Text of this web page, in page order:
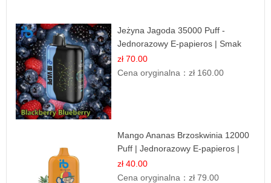
Jeżyna Jagoda 35000 Puff -
Jednorazowy E-papieros | Smak
Leśnych Owoców
zł 70.00
Cena oryginalna：zł 160.00
Mango Ananas Brzoskwinia 12000
Puff | Jednorazowy E-papieros |
Tropikalny Smak
zł 40.00
Cena oryginalna：zł 79.00